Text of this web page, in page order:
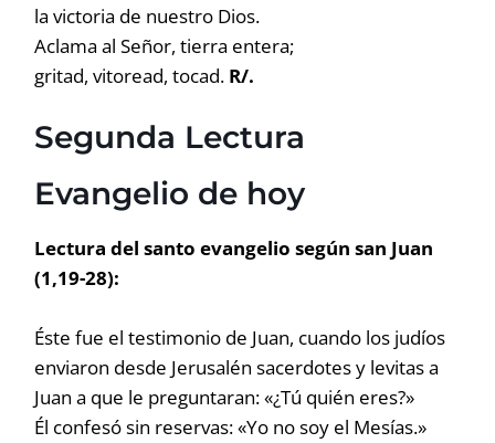
la victoria de nuestro Dios.
Aclama al Señor, tierra entera;
gritad, vitoread, tocad. R/.
Segunda Lectura
Evangelio de hoy
Lectura del santo evangelio según san Juan
(1,19-28):
Éste fue el testimonio de Juan, cuando los judíos
enviaron desde Jerusalén sacerdotes y levitas a
Juan a que le preguntaran: «¿Tú quién eres?»
Él confesó sin reservas: «Yo no soy el Mesías.»